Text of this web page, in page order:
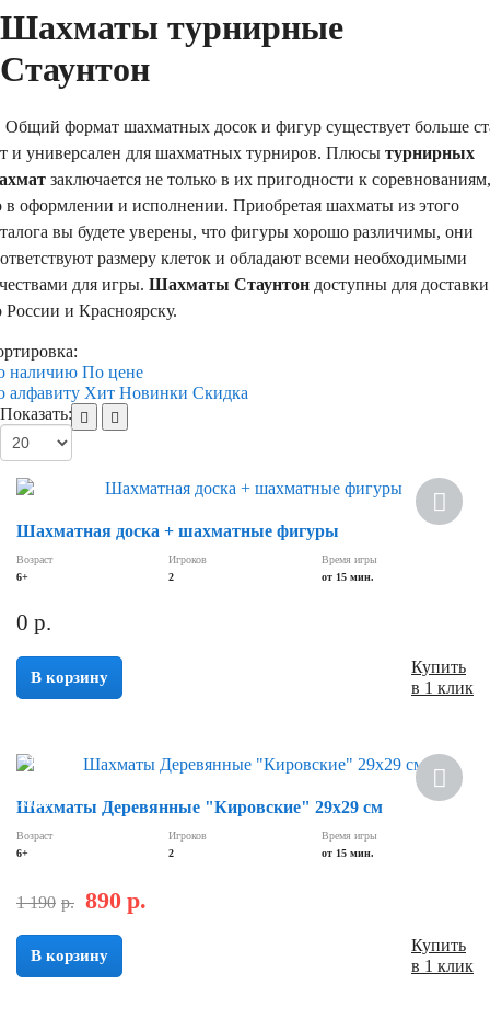
Шахматы турнирные
Стаунтон
формат шахматных досок и фигур существует больше
и универсален для шахматных турниров. Плюсы турнирных
заключается не только в их пригодности к соревнованиям,
в оформлении и исполнении. Приобретая шахматы из этого
вы будете уверены, что фигуры хорошо различимы, они
размеру клеток и обладают всеми необходимыми
для игры. Шахматы Стаунтон доступны для доставки
России и Красноярску.
наличию По цене
алфавиту Хит Новинки Скидка
Показать:
Шахматная доска + шахматные фигуры
Возраст
6+
Игроков
2
Время игры
от 15 мин.
0 р.
В корзину
Купить
в 1 клик
Хит
Скидка
Шахматы Деревянные "Кировские" 29х29 см
Возраст
6+
Игроков
2
Время игры
от 15 мин.
1 190 р. 890 р.
В корзину
Купить
в 1 клик